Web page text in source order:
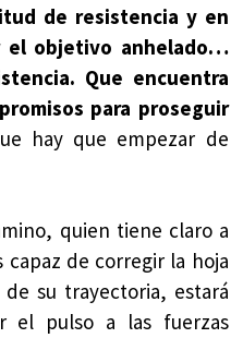
de resistencia y en
el objetivo anhelado…
Que encuentra
para proseguir
hay que empezar de
quien tiene claro a
de corregir la hoja
su trayectoria, estará
el pulso a las fuerzas